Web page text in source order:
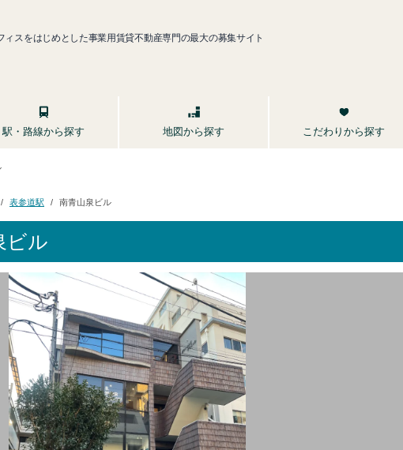
ィスをはじめとした事業用賃貸不動産専門の最大の募集サイト
駅・路線から探す 地図から探す こだわりから探す
表参道駅 南青山泉ビル
ビル